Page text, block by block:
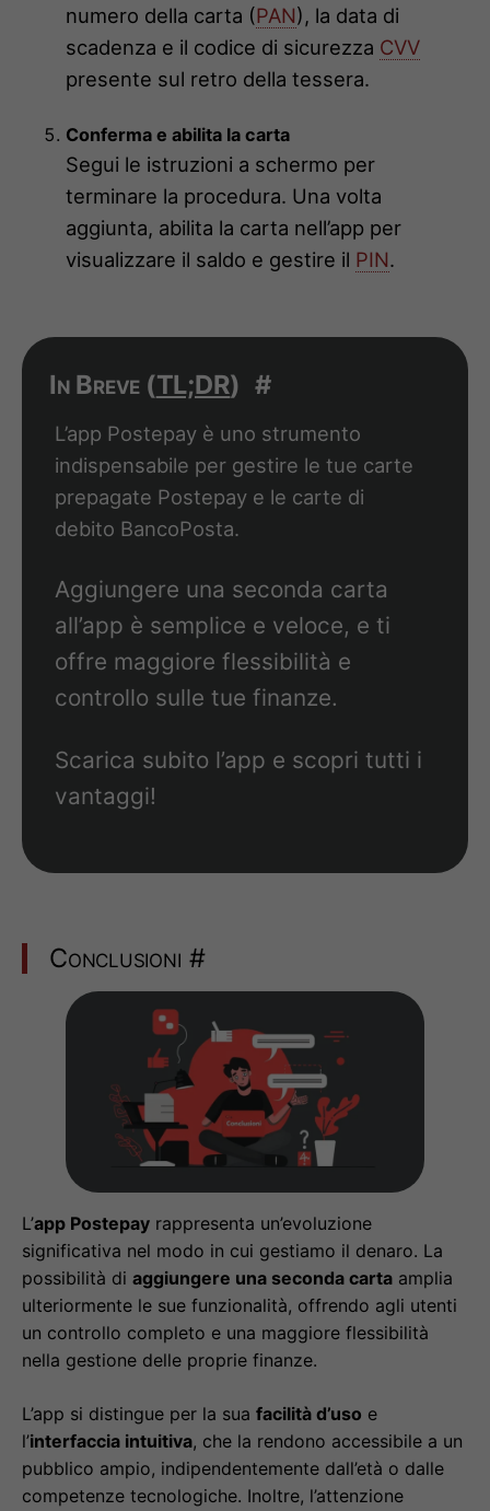
numero della carta (PAN), la data di
scadenza e il codice di sicurezza CVV
presente sul retro della tessera.
Conferma e abilita la carta
Segui le istruzioni a schermo per
terminare la procedura. Una volta
aggiunta, abilita la carta nell’app per
visualizzare il saldo e gestire il PIN.
In Breve (TL;DR) #
L’app Postepay è uno strumento
indispensabile per gestire le tue carte
prepagate Postepay e le carte di
debito BancoPosta.
Aggiungere una seconda carta
all’app è semplice e veloce, e ti
offre maggiore flessibilità e
controllo sulle tue finanze.
Scarica subito l’app e scopri tutti i
vantaggi!
Conclusioni #
L’app Postepay rappresenta un’evoluzione
significativa nel modo in cui gestiamo il denaro. La
possibilità di aggiungere una seconda carta amplia
ulteriormente le sue funzionalità, offrendo agli utenti
un controllo completo e una maggiore flessibilità
nella gestione delle proprie finanze.
L’app si distingue per la sua facilità d’uso e
l’interfaccia intuitiva, che la rendono accessibile a un
pubblico ampio, indipendentemente dall’età o dalle
competenze tecnologiche. Inoltre, l’attenzione